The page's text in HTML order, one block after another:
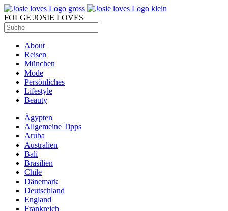
FOLGE JOSIE LOVES
About
Reisen
München
Mode
Persönliches
Lifestyle
Beauty
Ägypten
Allgemeine Tipps
Aruba
Australien
Bali
Brasilien
Chile
Dänemark
Deutschland
England
Frankreich